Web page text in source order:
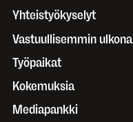
Yhteistyökyselyt
Vastuullisemmin ulkona
Työpaikat
Kokemuksia
Mediapankki